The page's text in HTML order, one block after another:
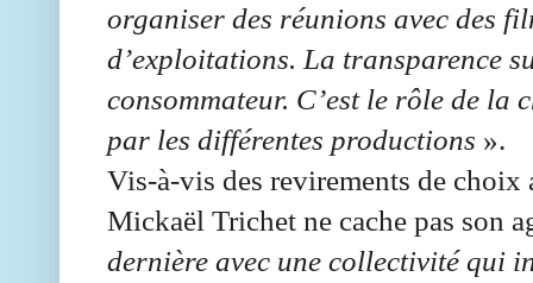
organiser des réunions avec des
d’exploitations. La transparence
consommateur. C’est le rôle de
par les différentes productions ».
Vis-à-vis des revirements de
Mickaël Trichet ne cache pas son
dernière avec une collectivité qui